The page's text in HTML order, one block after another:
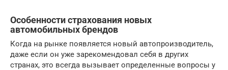
Особенности страхования новых
автомобильных брендов
Когда на рынке появляется новый автопроизводитель,
даже если он уже зарекомендовал себя в других
странах, это всегда вызывает определенные вопросы у